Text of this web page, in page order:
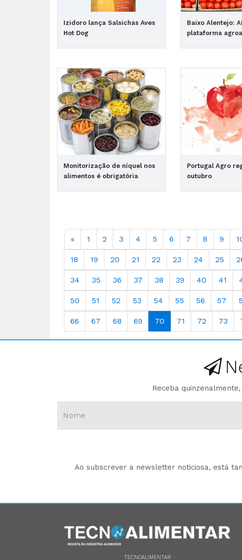
Izidoro lança Salsichas Aves
Hot Dog
Baixo Alentejo:
plataforma
Monitorização de níquel nos
alimentos é obrigatória
Portugal Agro
outubro
« 1 2 3 4 5 6 7 8 9
18 19 20 21 22 23 24 25
34 35 36 37 38 39 40 41
50 51 52 53 54 55 56 57
66 67 68 69 70 71 72 73
Receba
Ao subscrever a newsletter noticiosa, está
TECNOALIMENTAR